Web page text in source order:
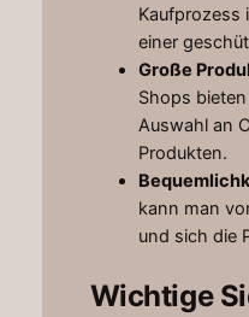
Kaufprozess
einer
Große
Shops
Auswahl an
Produkten.
kann man
und sich die
Wichtige